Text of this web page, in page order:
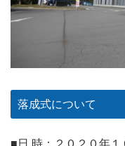
落成式について